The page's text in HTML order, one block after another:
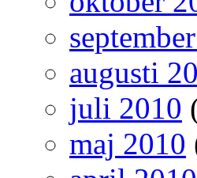
augusti
juli 2010
maj 2010